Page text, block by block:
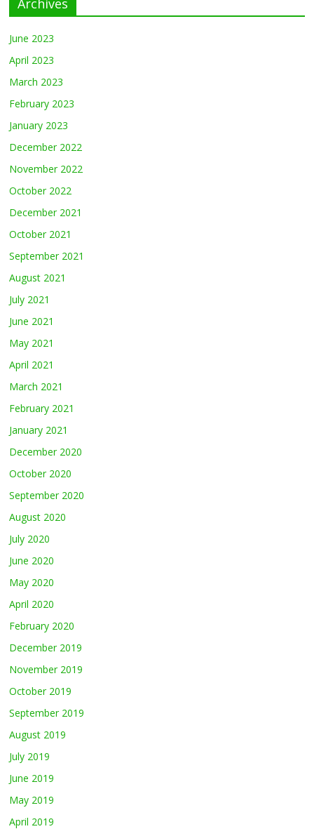
Archives
June 2023
April 2023
March 2023
February 2023
January 2023
December 2022
November 2022
October 2022
December 2021
October 2021
September 2021
August 2021
July 2021
June 2021
May 2021
April 2021
March 2021
February 2021
January 2021
December 2020
October 2020
September 2020
August 2020
July 2020
June 2020
May 2020
April 2020
February 2020
December 2019
November 2019
October 2019
September 2019
August 2019
July 2019
June 2019
May 2019
April 2019